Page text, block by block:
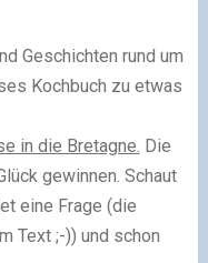
Geschichten rund um
Kochbuch zu etwas
in die Bretagne. Die
gewinnen. Schaut
eine Frage (die
Text ;-)) und schon